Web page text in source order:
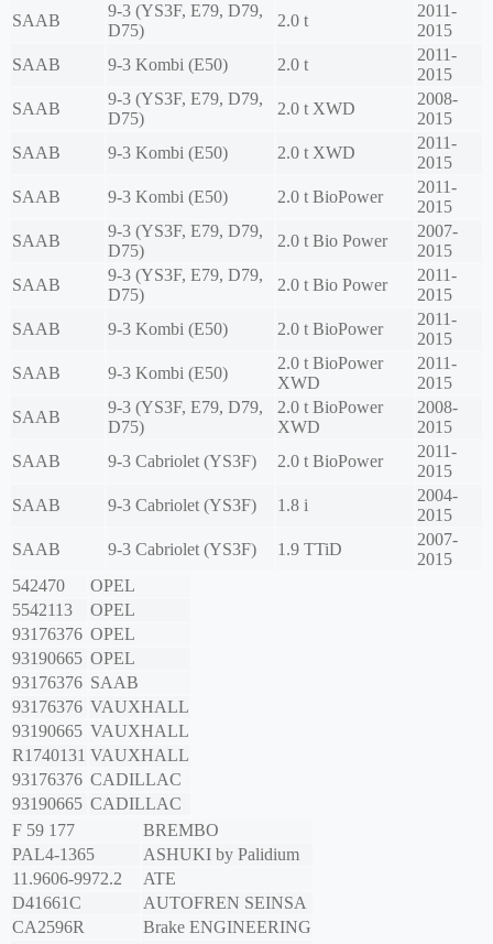
SAAB
9-3 (YS3F, E79, D79,
D75)
2.0 t
2011-
2015
SAAB
9-3 Kombi (E50) 2.0 t
2011-
2015
SAAB
9-3 (YS3F, E79, D79,
D75)
2.0 t XWD
2008-
2015
SAAB
9-3 Kombi (E50) 2.0 t XWD
2011-
2015
SAAB
9-3 Kombi (E50) 2.0 t BioPower
2011-
2015
SAAB
9-3 (YS3F, E79, D79,
D75)
2.0 t Bio Power
2007-
2015
SAAB
9-3 (YS3F, E79, D79,
D75)
2.0 t Bio Power
2011-
2015
SAAB
9-3 Kombi (E50) 2.0 t BioPower
2011-
2015
SAAB
9-3 Kombi (E50)
2.0 t BioPower
XWD
2011-
2015
SAAB
9-3 (YS3F, E79, D79,
D75)
2.0 t BioPower
XWD
2008-
2015
SAAB
9-3 Cabriolet (YS3F) 2.0 t BioPower
2011-
2015
SAAB
9-3 Cabriolet (YS3F) 1.8 i
2004-
2015
SAAB
9-3 Cabriolet (YS3F) 1.9 TTiD
2007-
2015
542470
OPEL
5542113
OPEL
93176376 OPEL
93190665 OPEL
93176376 SAAB
93176376 VAUXHALL
93190665 VAUXHALL
R1740131 VAUXHALL
93176376 CADILLAC
93190665 CADILLAC
F 59 177
BREMBO
PAL4-1365
ASHUKI by Palidium
11.9606-9972.2
ATE
D41661C
AUTOFREN SEINSA
CA2596R
Brake ENGINEERING